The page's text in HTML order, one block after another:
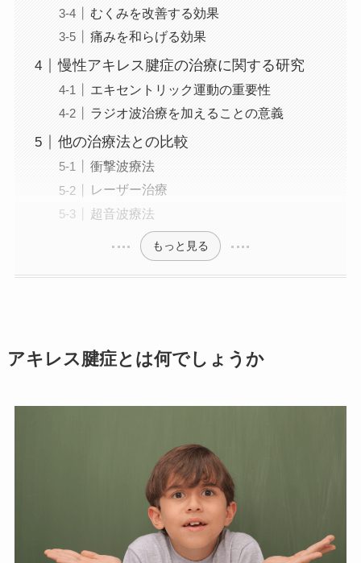
むくみを改善する効果
痛みを和らげる効果
慢性アキレス腱症の治療に関する研究
エキセントリック運動の重要性
ラジオ波治療を加えることの意義
他の治療法との比較
衝撃波療法
レーザー治療
超音波療法
もっと見る
アキレス腱症とは何でしょうか